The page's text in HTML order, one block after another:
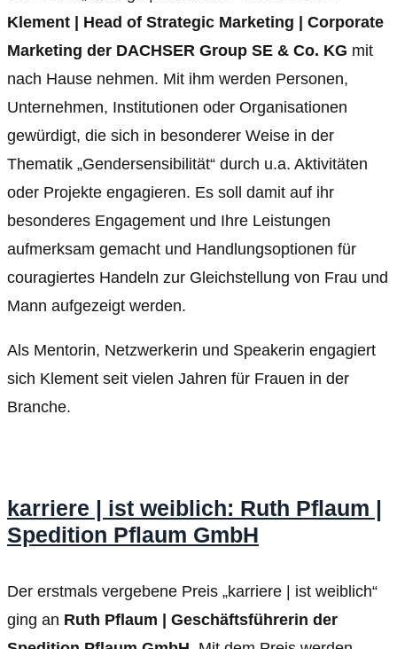
Klement | Head of Strategic Marketing | Corporate
Marketing der DACHSER Group SE & Co. KG mit
nach Hause nehmen. Mit ihm werden Personen,
Unternehmen, Institutionen oder Organisationen
gewürdigt, die sich in besonderer Weise in der
Thematik „Gendersensibilität“ durch u.a. Aktivitäten
oder Projekte engagieren. Es soll damit auf ihr
besonderes Engagement und Ihre Leistungen
aufmerksam gemacht und Handlungsoptionen für
couragiertes Handeln zur Gleichstellung von Frau und
Mann aufgezeigt werden.
Als Mentorin, Netzwerkerin und Speakerin engagiert
sich Klement seit vielen Jahren für Frauen in der
Branche.
karriere | ist weiblich: Ruth Pflaum |
Spedition Pflaum GmbH
Der erstmals vergebene Preis „karriere | ist weiblich“
ging an Ruth Pflaum | Geschäftsführerin der